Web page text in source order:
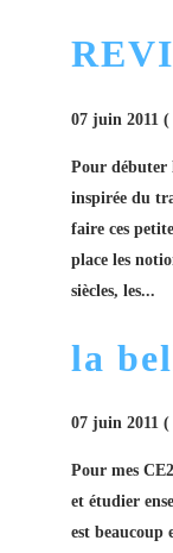
07 juin 2011 (
Pour débuter
inspirée du
faire ces
place les
siècles, les...
la
07 juin 2011 (
Pour mes
et étudier
est beaucoup